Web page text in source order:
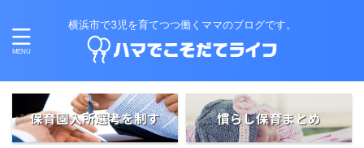
横浜市で3児を育てつつ働くママのブログです。
保育園入所選考を制す 慣らし保育まとめ